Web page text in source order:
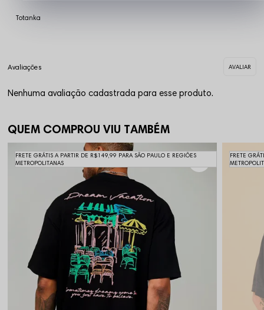
Totanka
Nenhuma avaliação cadastrada para esse produto.
QUEM COMPROU VIU TAMBÉM
FRETE GRÁTIS A PARTIR DE R$149,99 PARA SÃO PAULO E REGIÕES
METROPOLITANAS
FRETE